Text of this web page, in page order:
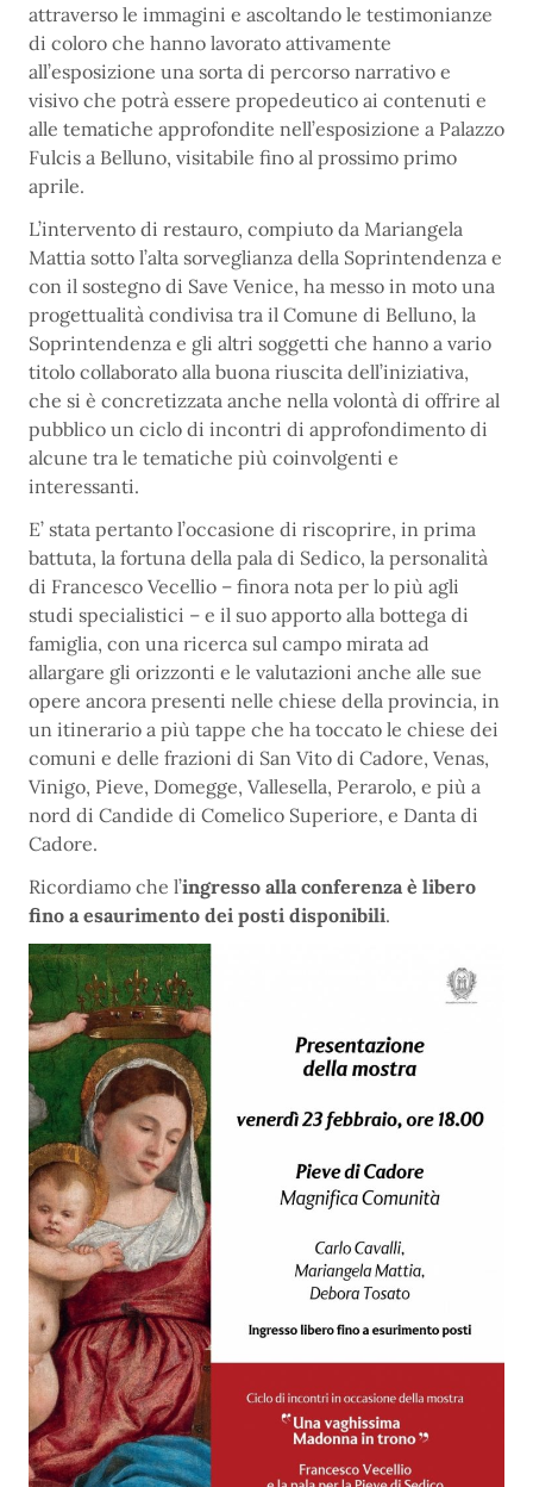
attraverso le immagini e ascoltando le testimonianze
di coloro che hanno lavorato attivamente
all’esposizione una sorta di percorso narrativo e
visivo che potrà essere propedeutico ai contenuti e
alle tematiche approfondite nell’esposizione a Palazzo
Fulcis a Belluno, visitabile fino al prossimo primo
aprile.
L’intervento di restauro, compiuto da Mariangela
Mattia sotto l’alta sorveglianza della Soprintendenza e
con il sostegno di Save Venice, ha messo in moto una
progettualità condivisa tra il Comune di Belluno, la
Soprintendenza e gli altri soggetti che hanno a vario
titolo collaborato alla buona riuscita dell’iniziativa,
che si è concretizzata anche nella volontà di offrire al
pubblico un ciclo di incontri di approfondimento di
alcune tra le tematiche più coinvolgenti e
interessanti.
E’ stata pertanto l’occasione di riscoprire, in prima
battuta, la fortuna della pala di Sedico, la personalità
di Francesco Vecellio – finora nota per lo più agli
studi specialistici – e il suo apporto alla bottega di
famiglia, con una ricerca sul campo mirata ad
allargare gli orizzonti e le valutazioni anche alle sue
opere ancora presenti nelle chiese della provincia, in
un itinerario a più tappe che ha toccato le chiese dei
comuni e delle frazioni di San Vito di Cadore, Venas,
Vinigo, Pieve, Domegge, Vallesella, Perarolo, e più a
nord di Candide di Comelico Superiore, e Danta di
Cadore.
Ricordiamo che l’ingresso alla conferenza è libero
fino a esaurimento dei posti disponibili.